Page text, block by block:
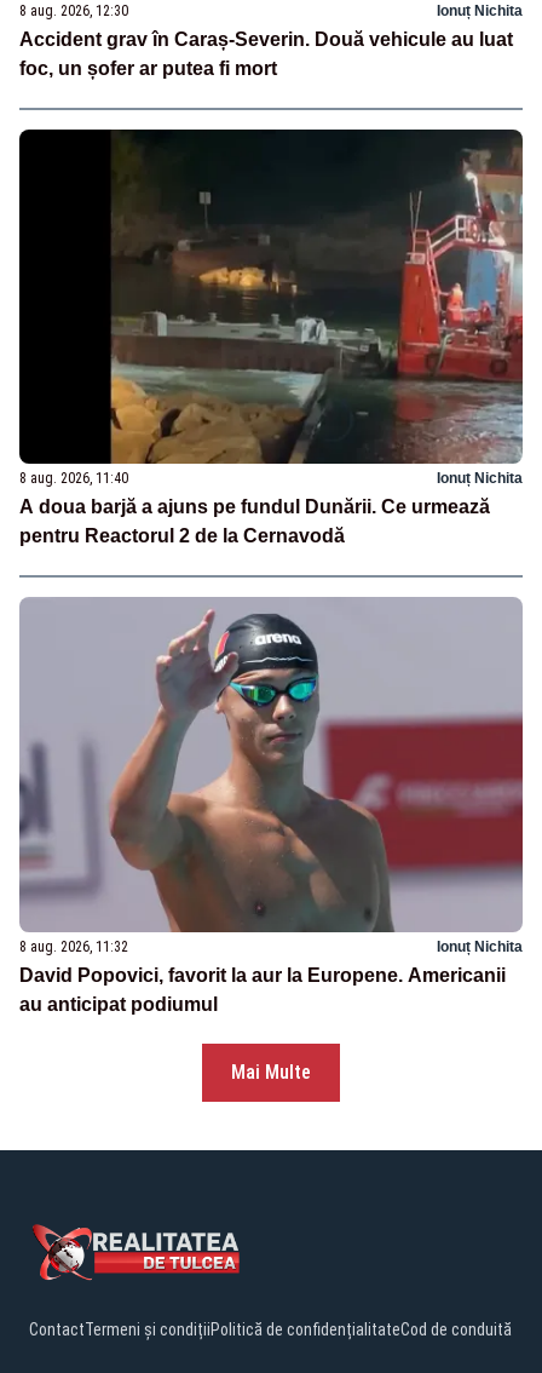
8 aug. 2026, 12:30 Ionuț Nichita
Accident grav în Caraș-Severin. Două vehicule au luat
foc, un șofer ar putea fi mort
8 aug. 2026, 11:40 Ionuț Nichita
A doua barjă a ajuns pe fundul Dunării. Ce urmează
pentru Reactorul 2 de la Cernavodă
8 aug. 2026, 11:32 Ionuț Nichita
David Popovici, favorit la aur la Europene. Americanii
au anticipat podiumul
Mai Multe
ContactTermeni și condițiiPolitică de confidențialitateCod de conduită